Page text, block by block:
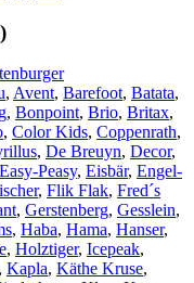
, Avent, Barefoot, Batata,
, Bonpoint, Brio, Britax,
, Color Kids, Coppenrath,
, De Breuyn, Decor,
Easy-Peasy, Eisbär, Engel-
, Flik Flak, Fred´s
, Gerstenberg, Gesslein,
, Haba, Hama, Hanser,
, Holztiger, Icepeak,
, Kapla, Käthe Kruse,